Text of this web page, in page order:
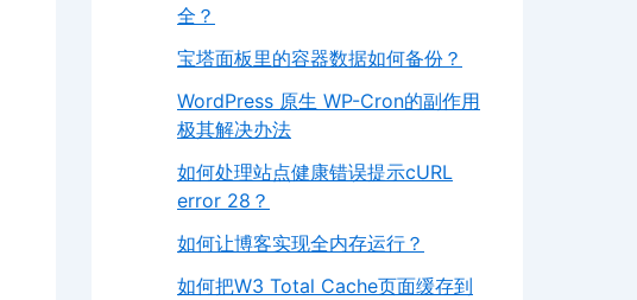
全？
宝塔面板里的容器数据如何备份？
WordPress 原生 WP-Cron的副作用
极其解决办法
如何处理站点健康错误提示cURL
error 28？
如何让博客实现全内存运行？
如何把W3 Total Cache页面缓存到